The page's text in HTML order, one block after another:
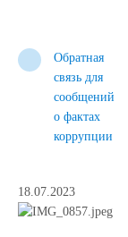
Обратная
связь для
сообщений
о фактах
коррупции
18.07.2023